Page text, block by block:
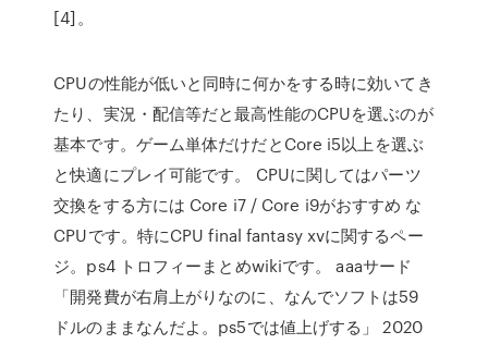
[4]。
CPUの性能が低いと同時に何かをする時に効いてき
たり、実況・配信等だと最高性能のCPUを選ぶのが
基本です。ゲーム単体だけだとCore i5以上を選ぶ
と快適にプレイ可能です。 CPUに関してはパーツ
交換をする方には Core i7 / Core i9がおすすめ な
CPUです。特にCPU final fantasy xvに関するペー
ジ。ps4 トロフィーまとめwikiです。 aaaサード
「開発費が右肩上がりなのに、なんでソフトは59
ドルのままなんだよ。ps5では値上げする」 2020